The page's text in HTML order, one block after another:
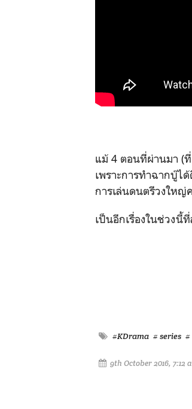
แม้ 4 ตอนที่ผ่านมา (ที่
เพราะการทำฉากบู๊ไ
การเล่นดนตรีวงใหญ่
เป็นอีกเรื่องในช่วงนี้
#KDrama # series #
9th October 2016, 7:12